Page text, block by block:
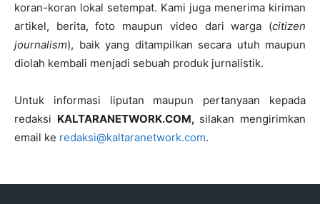
koran-koran lokal setempat. Kami juga menerima kiriman
artikel, berita, foto maupun video dari warga (citizen
journalism), baik yang ditampilkan secara utuh maupun
diolah kembali menjadi sebuah produk jurnalistik.
Untuk informasi liputan maupun pertanyaan kepada
redaksi KALTARANETWORK.COM, silakan mengirimkan
email ke redaksi@kaltaranetwork.com.